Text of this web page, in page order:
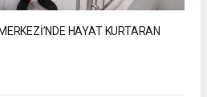
HAYAT KURTARAN